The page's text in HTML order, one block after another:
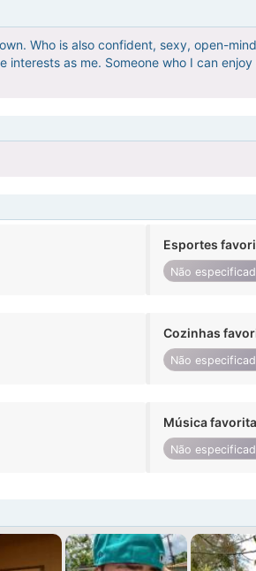
Who is also confident, sexy, open-
interests as me. Someone who I can
Esportes
Não
Cozinhas
Não
Música favorita
Não